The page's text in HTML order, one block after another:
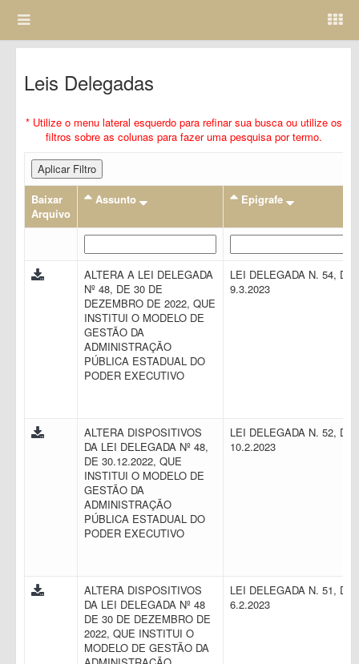
Leis Delegadas
* Utilize o menu lateral esquerdo para refinar sua busca ou utilize os
filtros sobre as colunas para fazer uma pesquisa por termo.
Aplicar Filtro
Baixar
Arquivo
Assunto Epigrafe
ALTERA A LEI DELEGADA
Nº 48, DE 30 DE
DEZEMBRO DE 2022, QUE
INSTITUI O MODELO DE
GESTÃO DA
ADMINISTRAÇÃO
PÚBLICA ESTADUAL DO
PODER EXECUTIVO
LEI DELEGADA N. 54, DE
9.3.2023
ALTERA DISPOSITIVOS
DA LEI DELEGADA Nº 48,
DE 30.12.2022, QUE
INSTITUI O MODELO DE
GESTÃO DA
ADMINISTRAÇÃO
PÚBLICA ESTADUAL DO
PODER EXECUTIVO
LEI DELEGADA N. 52, DE
10.2.2023
ALTERA DISPOSITIVOS
DA LEI DELEGADA Nº 48
DE 30 DE DEZEMBRO DE
2022, QUE INSTITUI O
MODELO DE GESTÃO DA
LEI DELEGADA N. 51, DE
6.2.2023